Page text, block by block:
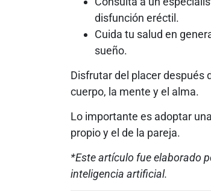
disfunción eréctil.
Cuida tu salud en
sueño.
Disfrutar del placer después
cuerpo, la mente y el alma.
Lo importante es adoptar
propio y el de la pareja.
*Este artículo fue elaborado
inteligencia artificial.